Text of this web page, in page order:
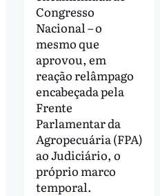
Congresso
Nacional – o
mesmo que
aprovou, em
reação relâmpago
encabeçada pela
Frente
Parlamentar da
Agropecuária (FPA)
ao Judiciário, o
próprio marco
temporal.